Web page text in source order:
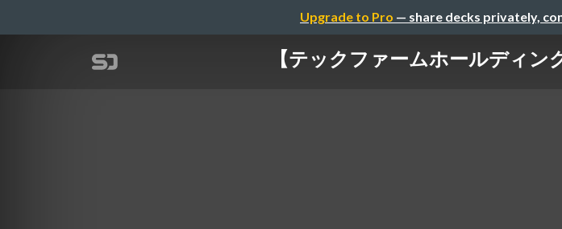
Upgrade to Pro — share decks privately,
【テックファームホールディ